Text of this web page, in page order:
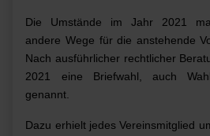
Die Umstände im Jahr 2021
andere Wege für die anstehende
Nach ausführlicher rechtlicher
2021 eine Briefwahl, auch
genannt.
Dazu erhielt jedes Vereinsmitglied